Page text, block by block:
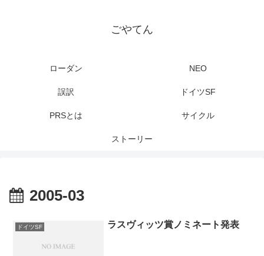
ごやてん
ローダン NEO
誤訳 ドイツSF
PRSとは サイクル
ストーリー
2005-03
ドイツSF ラスヴィッツ賞ノミネート発表